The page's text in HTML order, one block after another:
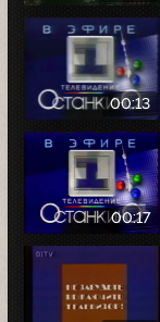
00:13
00:17